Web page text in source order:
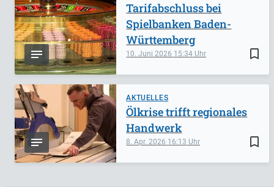
bookmark_border
10. Juni 2026 15:34
Tarifabschluss bei
Spielbanken Baden-
Württemberg
AKTUELLES
bookmark_border
8. Apr. 2026 16:13
Ölkrise trifft regionales
Handwerk